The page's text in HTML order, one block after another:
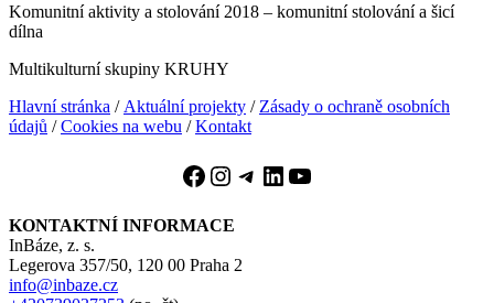
Komunitní aktivity a stolování 2018 – komunitní stolování a šicí
dílna
Multikulturní skupiny KRUHY
Hlavní stránka / Aktuální projekty / Zásady o ochraně osobních
údajů /Cookies na webu /Kontakt
Facebook
Instagram
Telegram
LinkedIn
YouTube
KONTAKTNÍ INFORMACE
InBáze, z. s.
Legerova 357/50, 120 00 Praha 2
info@inbaze.cz